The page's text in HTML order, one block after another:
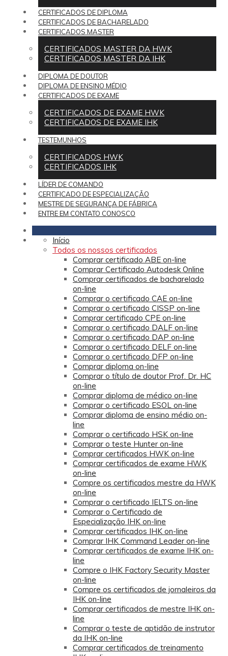
CERTIFICADOS DE DIPLOMA
CERTIFICADOS DE BACHARELADO
CERTIFICADOS MASTER
CERTIFICADOS MASTER DA HWK
CERTIFICADOS MASTER DA IHK
DIPLOMA DE DOUTOR
DIPLOMA DE ENSINO MÉDIO
CERTIFICADOS DE EXAME
CERTIFICADOS DE EXAME HWK
CERTIFICADOS DE EXAME IHK
TESTEMUNHOS
CERTIFICADOS HWK
CERTIFICADOS IHK
LÍDER DE COMANDO
CERTIFICADO DE ESPECIALIZAÇÃO
MESTRE DE SEGURANÇA DE FÁBRICA
ENTRE EM CONTATO CONOSCO
Início
Todos os nossos certificados
Comprar certificado ABE on-line
Comprar Certificado Autodesk Online
Comprar certificados de bacharelado
on-line
Comprar o certificado CAE on-line
Comprar o certificado CISSP on-line
Comprar certificado CPE on-line
Comprar o certificado DALF on-line
Comprar o certificado DAP on-line
Comprar o certificado DELF on-line
Comprar o certificado DFP on-line
Comprar diploma on-line
Comprar o título de doutor Prof. Dr. HC
on-line
Comprar diploma de médico on-line
Comprar o certificado ESOL on-line
Comprar diploma de ensino médio on-
line
Comprar o certificado HSK on-line
Comprar o teste Hunter on-line
Comprar certificados HWK on-line
Comprar certificados de exame HWK
on-line
Compre os certificados mestre da HWK
on-line
Comprar o certificado IELTS on-line
Comprar o Certificado de
Especialização IHK on-line
Comprar certificados IHK on-line
Comprar IHK Command Leader on-line
Comprar certificados de exame IHK on-
line
Compre o IHK Factory Security Master
on-line
Compre os certificados de jornaleiros da
IHK on-line
Comprar certificados de mestre IHK on-
line
Comprar o teste de aptidão de instrutor
da IHK on-line
Comprar certificados de treinamento